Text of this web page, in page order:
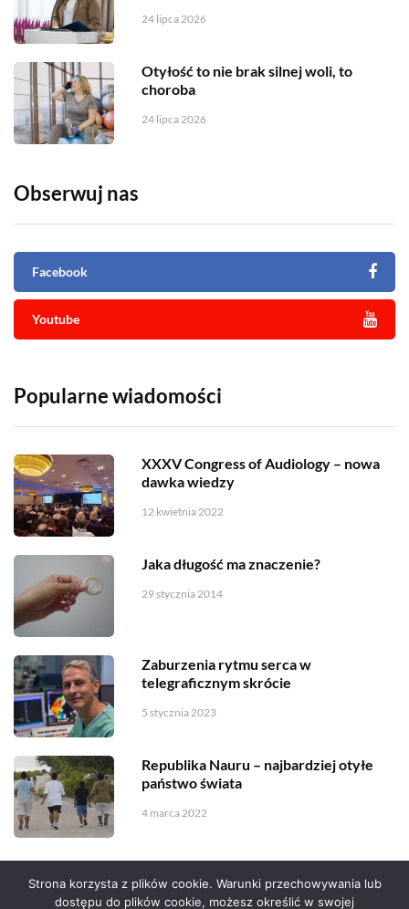
24 lipca 2026
Otyłość to nie brak silnej woli, to
choroba
24 lipca 2026
Obserwuj nas
Facebook
Youtube
Popularne wiadomości
XXXV Congress of Audiology – nowa
dawka wiedzy
12 kwietnia 2022
Jaka długość ma znaczenie?
29 stycznia 2014
Zaburzenia rytmu serca w
telegraficznym skrócie
5 stycznia 2023
Republika Nauru – najbardziej otyłe
państwo świata
4 marca 2022
Strona korzysta z plików cookie. Warunki przechowywania lub
dostępu do plików cookie, możesz określić w swojej